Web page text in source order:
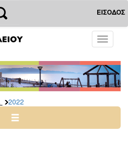
ΕΙΣΟΔΟΣ
Toggle
2022